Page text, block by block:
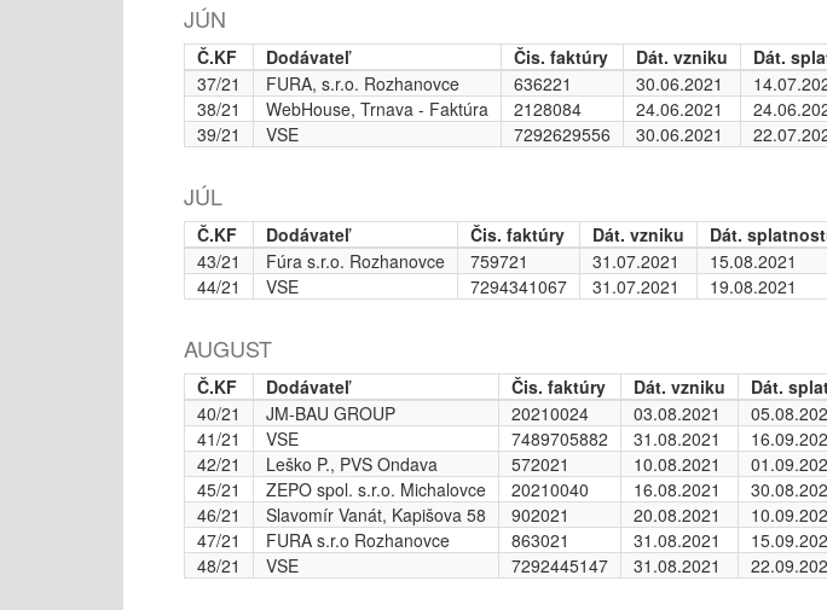
JÚN
Č.KF Dodávateľ Čis. faktúry Dát. vzniku Dát.
37/21
FURA, s.r.o. Rozhanovce 636221 30.06.2021
38/21
WebHouse, Trnava - Faktúra 2128084 24.06.2021
39/21
VSE 7292629556 30.06.2021
JÚL
Č.KF Dodávateľ Čis. faktúry Dát. vzniku Dát.
43/21
Fúra s.r.o. Rozhanovce 759721 31.07.2021 15.08.2021
44/21
VSE 7294341067 31.07.2021 19.08.2021
AUGUST
Č.KF Dodávateľ Čis. faktúry Dát. vzniku Dát.
40/21
JM-BAU GROUP 20210024 03.08.2021
41/21
VSE 7489705882 31.08.2021
42/21
Leško P., PVS Ondava 572021 10.08.2021
45/21
ZEPO spol. s.r.o. Michalovce 20210040 16.08.2021
46/21
Slavomír Vanát, Kapišova 58 902021 20.08.2021
47/21
FURA s.r.o Rozhanovce 863021 31.08.2021
48/21
VSE 7292445147 31.08.2021